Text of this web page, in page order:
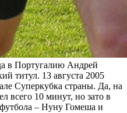
в Португалию Андрей
титул. 13 августа 2005
Суперкубка страны. Да, на
всего 10 минут, но зато в
футбола – Нуну Гомеша и